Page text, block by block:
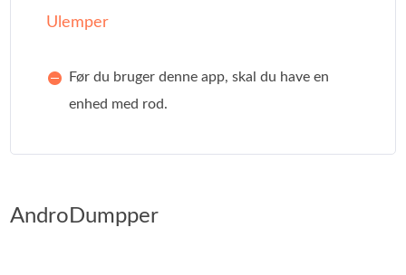
Ulemper
Før du bruger denne app, skal du have en
enhed med rod.
AndroDumpper